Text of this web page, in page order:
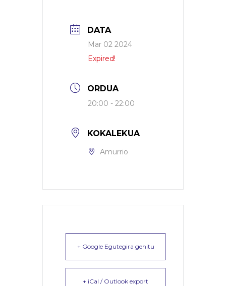
DATA
Mar 02 2024
Expired!
ORDUA
20:00 - 22:00
KOKALEKUA
Amurrio
+ Google Egutegira gehitu
+ iCal / Outlook export